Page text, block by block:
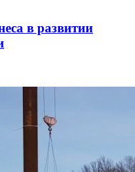
в развитии